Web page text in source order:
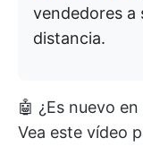
vendedores a
distancia.
🤖 ¿Es nuevo
Vea este vídeo